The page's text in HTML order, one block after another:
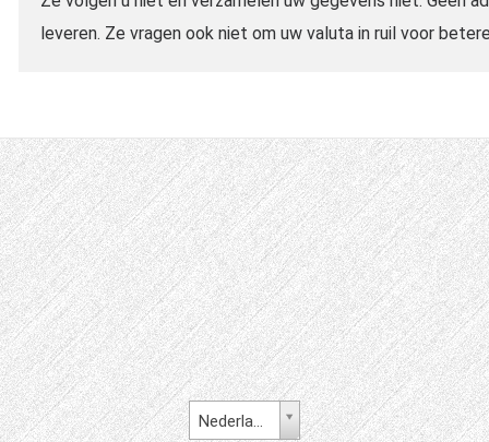
leveren. Ze vragen ook niet om uw valuta in ruil voor
Nederlands